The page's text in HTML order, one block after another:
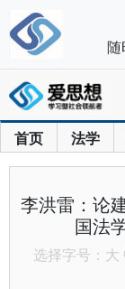
首页 法学
李洪雷：论
国法
选择字号： 大